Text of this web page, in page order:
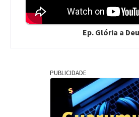
Ep. Glória a
PUBLICIDADE